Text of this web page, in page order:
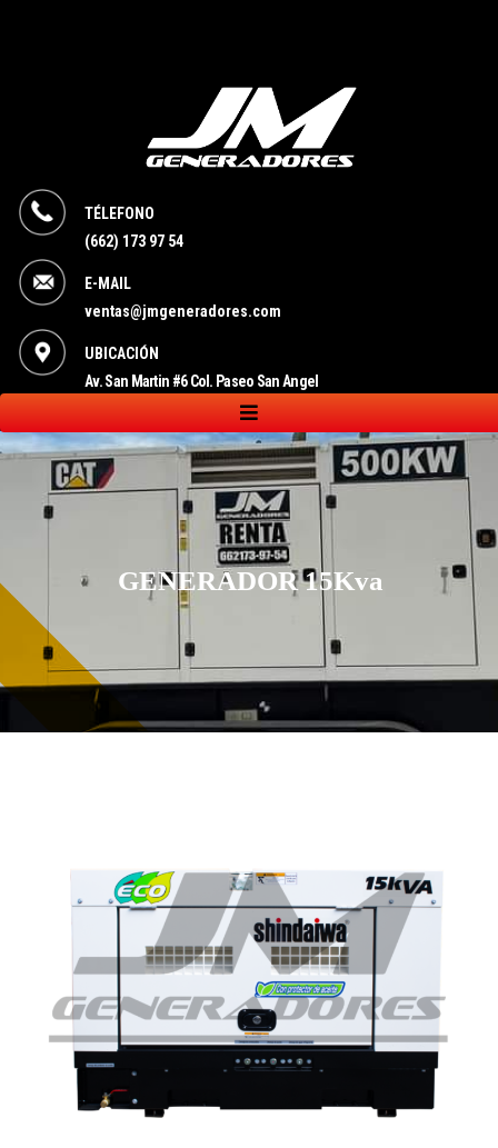
TÉLEFONO
(662) 173 97 54
E-MAIL
ventas@jmgeneradores.com
UBICACIÓN
Av. San Martin #6 Col. Paseo San Angel
GENERADOR 15Kva